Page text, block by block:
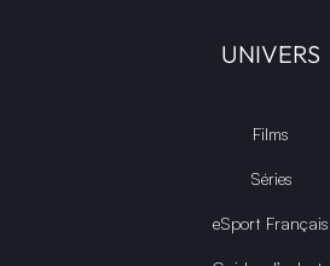
UNIVERS
Films
Séries
eSport Français